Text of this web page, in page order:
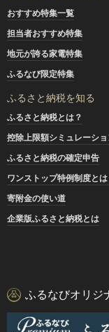
おすすめ特集一覧
担当者おすすめ特集
地元が誇る家電特集
ふるなび限定特集
ふるさと納税を知る
ふるさと納税とは？
控除上限額シミュレーシ
ふるさと納税の確定申告
ワンストップ特例制度とは
寄附金の使い道
企業版ふるさと納税とは
ふるなびオリジ